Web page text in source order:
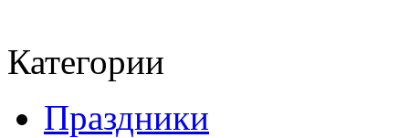
Категории
Праздники